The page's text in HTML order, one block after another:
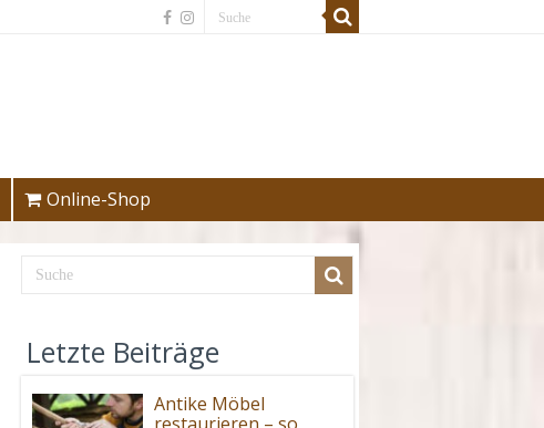
Online-Shop
Letzte Beiträge
Antike Möbel